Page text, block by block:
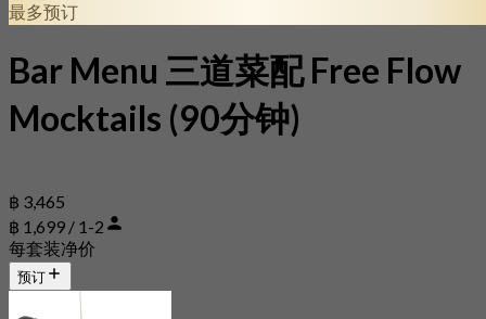
最多预订
Bar Menu 三道菜配 Free Flow
Mocktails (90分钟)
฿ 3,465
฿ 1,699 / 1-2
每套装净价
预订